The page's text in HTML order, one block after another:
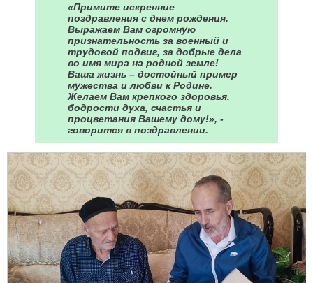
«Примите искренние
поздравления с днем рождения.
Выражаем Вам огромную
признательность за военный и
трудовой подвиг, за добрые дела
во имя мира на родной земле!
Ваша жизнь – достойный пример
мужества и любви к Родине.
Желаем Вам крепкого здоровья,
бодрости духа, счастья и
процветания Вашему дому!», -
говорится в поздравлении.